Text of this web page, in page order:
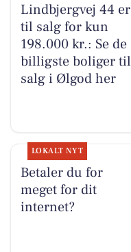
Lindbjergvej 44 er
til salg for kun
198.000 kr.: Se de
billigste boliger til
salg i Ølgod her
LOKALT NYT
Betaler du for
meget for dit
internet?